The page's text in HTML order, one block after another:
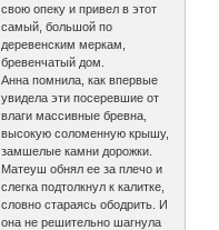
свою опеку и привел в этот
самый, большой по
деревенским меркам,
бревенчатый дом.
Анна помнила, как впервые
увидела эти посеревшие от
влаги массивные бревна,
высокую соломенную крышу,
замшелые камни дорожки.
Матеуш обнял ее за плечо и
слегка подтолкнул к калитке,
словно стараясь ободрить. И
она не решительно шагнула